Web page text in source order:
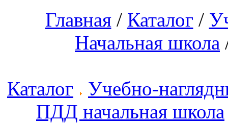
Главная/ Каталог /
Начальная школа
Каталог
Учебно-
ПДД начальная школа